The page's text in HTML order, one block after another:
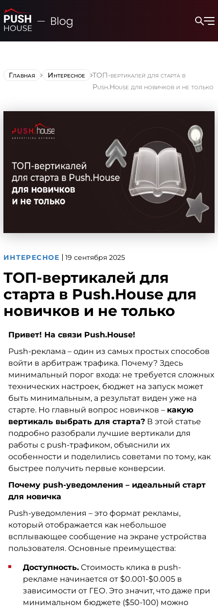
Главная Интересное
ТОП-вертикалей для старта в
Push.House для новичков и не только
ИНТЕРЕСНОЕ 19 сентября 2025
ТОП-вертикалей для
старта в Push.House для
новичков и не только
Привет! На связи Push.House!
Push-реклама – один из самых простых способов
войти в арбитраж трафика. Почему? Здесь
минимальный порог входа: не требуется сложных
технических настроек, бюджет на запуск может
быть минимальным, а результат виден уже на
старте. Но главный вопрос новичков – какую
вертикаль выбрать для старта?В этой статье
подробно разобрали лучшие вертикали для
работы с push-трафиком, объяснили их
особенности и поделились советами по тому, как
быстрее получить первые конверсии.
Почему push-уведомления – идеальный старт
для новичка
Push-уведомления – это формат рекламы,
который отображается как небольшое
всплывающее сообщение на экране устройства
пользователя. Основные преимущества:
Доступность.Стоимость клика в push-
рекламе начинается от $0.001-$0.005 в
зависимости от ГЕО. Это значит, что даже при
минимальном бюджете ($50-100) можно